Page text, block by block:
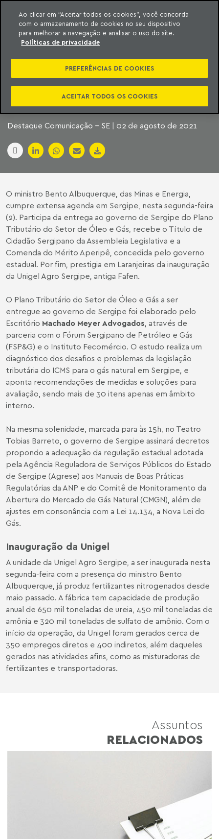
o conteúdo
Machado Meyer
MINISTRO DAS MINAS
E ENERGIA VISITA
SERGIPE
Destaque Comunicação - SE | 02 de agosto de 2021
O ministro Bento Albuquerque, das Minas e Energia,
cumpre extensa agenda em Sergipe, nesta segunda-feira
(2). Participa da entrega ao governo de Sergipe do Plano
Tributário do Setor de Óleo e Gás, recebe o Título de
Cidadão Sergipano da Assembleia Legislativa e a
Comenda do Mérito Aperipê, concedida pelo governo
estadual. Por fim, prestigia em Laranjeiras da inauguração
da Unigel Agro Sergipe, antiga Fafen.
O Plano Tributário do Setor de Óleo e Gás a ser
entregue ao governo de Sergipe foi elaborado pelo
Escritório Machado Meyer Advogados, através de
parceria com o Fórum Sergipano de Petróleo e Gás
(FSP&G) e o Instituto Fecomércio. O estudo realiza um
diagnóstico dos desafios e problemas da legislação
tributária do ICMS para o gás natural em Sergipe, e
aponta recomendações de medidas e soluções para
avaliação, sendo mais de 30 itens apenas em âmbito
interno.
Na mesma solenidade, marcada para às 15h, no Teatro
Tobias Barreto, o governo de Sergipe assinará decretos
propondo a adequação da regulação estadual adotada
pela Agência Reguladora de Serviços Públicos do Estado
de Sergipe (Agrese) aos Manuais de Boas Práticas
Regulatórias da ANP e do Comitê de Monitoramento da
Abertura do Mercado de Gás Natural (CMGN), além de
ajustes em consonância com a Lei 14.134, a Nova Lei do
Gás.
Inauguração da Unigel
A unidade da Unigel Agro Sergipe, a ser inaugurada nesta
segunda-feira com a presença do ministro Bento
Albuquerque, já produz fertilizantes nitrogenados desde
maio passado. A fábrica tem capacidade de produção
anual de 650 mil toneladas de ureia, 450 mil toneladas de
amônia e 320 mil toneladas de sulfato de amônio. Com o
início da operação, da Unigel foram gerados cerca de
350 empregos diretos e 400 indiretos, além daqueles
gerados nas atividades afins, como as misturadoras de
fertilizantes e transportadoras.
Assuntos
RELACIONADOS
Ao clicar em “Aceitar todos os cookies”, você concorda
com o armazenamento de cookies no seu dispositivo
para melhorar a navegação e analisar o uso do site.
Políticas de privacidade
PREFERÊNCIAS DE COOKIES
ACEITAR TODOS OS COOKIES